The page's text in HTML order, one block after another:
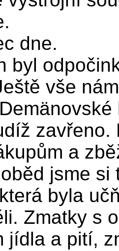
dne.
vše
zavřeno.
a
jsme
byla
Zmatky s
jídla a pití,